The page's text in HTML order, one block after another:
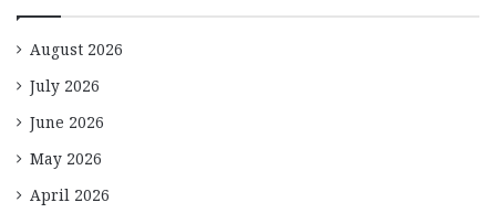
August 2026
July 2026
June 2026
May 2026
April 2026